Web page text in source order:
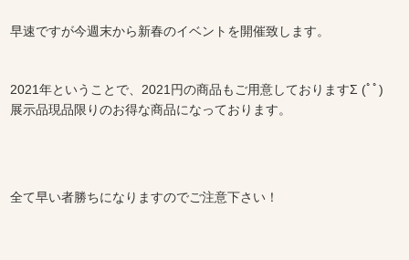
早速ですが今週末から新春のイベントを開催致します。
2021年ということで、2021円の商品もご用意しておりますΣ (ﾟﾟ)
展示品現品限りのお得な商品になっております。
全て早い者勝ちになりますのでご注意下さい！